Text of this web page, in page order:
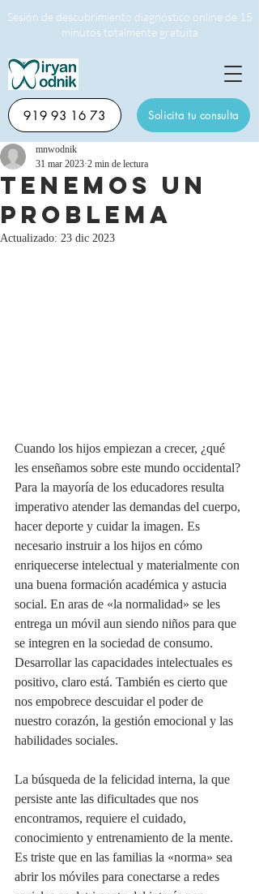
Solicita tu consulta
919 93 16 73
Sesión de descubrimiento diagnóstico online de 15
minutos totalmente gratuita
Tenemos un
PROBLEMA
mnwodnik
31 mar 2023 2 min de lectura
Actualizado: 23 dic 2023
Cuando los hijos empiezan a crecer, ¿qué
les enseñamos sobre este mundo occidental?
Para la mayoría de los educadores resulta
imperativo atender las demandas del cuerpo,
hacer deporte y cuidar la imagen. Es
necesario instruir a los hijos en cómo
enriquecerse intelectual y materialmente con
una buena formación académica y astucia
social. En aras de «la normalidad» se les
entrega un móvil aun siendo niños para que
se integren en la sociedad de consumo.
Desarrollar las capacidades intelectuales es
positivo, claro está. También es cierto que
nos empobrece descuidar el poder de
nuestro corazón, la gestión emocional y las
habilidades sociales.
La búsqueda de la felicidad interna, la que
persiste ante las dificultades que nos
encontramos, requiere el cuidado,
conocimiento y entrenamiento de la mente.
Es triste que en las familias la «norma» sea
abrir los móviles para conectarse a redes